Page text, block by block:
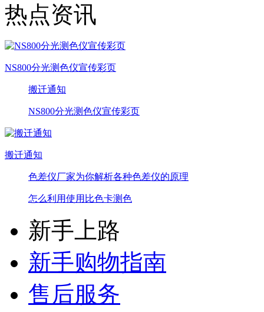
热点资讯
NS800分光测色仪宣传彩页
搬迁通知
NS800分光测色仪宣传彩页
搬迁通知
色差仪厂家为你解析各种色差仪的原理
怎么利用使用比色卡测色
新手上路
新手购物指南
售后服务